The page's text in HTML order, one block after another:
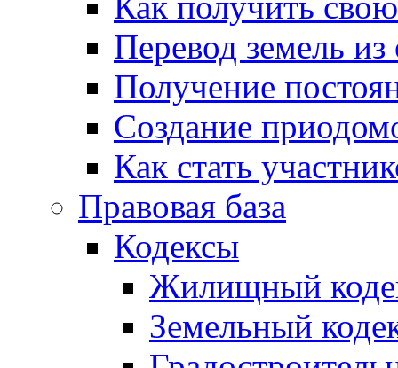
Перевод земель
Получение
Создание
Как стать
Правовая база
Кодексы
Жилищный
Земельный